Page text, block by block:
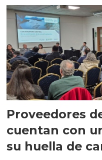
Proveedores
cuentan con
su huella de